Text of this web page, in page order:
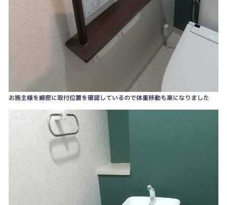
お施主様を綿密に取付位置を確認しているので体重移動も楽になりました